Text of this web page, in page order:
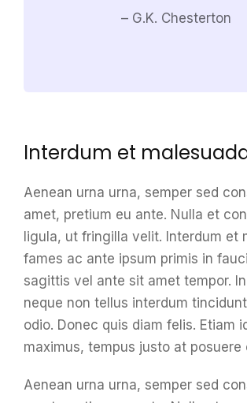
– G.K. Chesterton
Interdum et
Aenean urna urna, semper sed
amet, pretium eu ante. Nulla et
ligula, ut fringilla velit. Interdum et
fames ac ante ipsum primis in
sagittis vel ante sit amet tempor.
neque non tellus interdum
odio. Donec quis diam felis. Etiam
maximus, tempus justo at posuere
Aenean urna urna, semper sed